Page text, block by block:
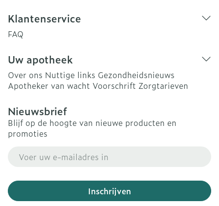
Klantenservice
FAQ
Uw apotheek
Over ons Nuttige links Gezondheidsnieuws
Apotheker van wacht Voorschrift Zorgtarieven
Nieuwsbrief
Blijf op de hoogte van nieuwe producten en
promoties
Inschrijven